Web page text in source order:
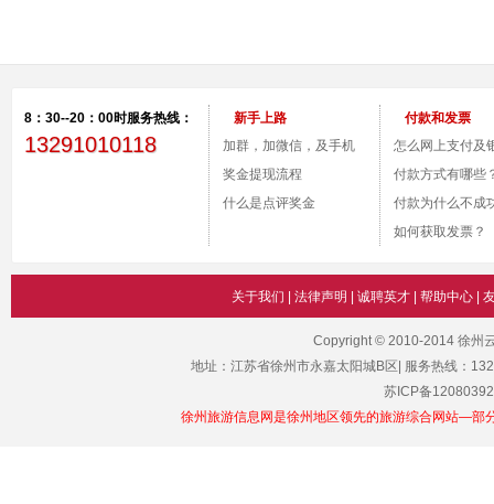
8：30--20：00时服务热线：
13291010118
新手上路
加群，加微信，及手机
付款。
奖金提现流程
什么是点评奖金
付款和发票
怎么网上支付及
号？
付款方式有哪些
付款为什么不成
如何获取发票？
关于我们 法律声明 诚聘英才| 帮助中心|
Copyright © 2010-2014 徐州
地址：江苏省徐州市永嘉太阳城B区| 服务热线：
苏ICP备
徐州旅游信息网是徐州地区领先的旅游综合网站—部